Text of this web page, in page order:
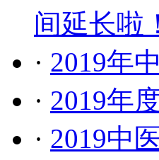
间延长啦！
· 2019年
· 2019年
· 2019中